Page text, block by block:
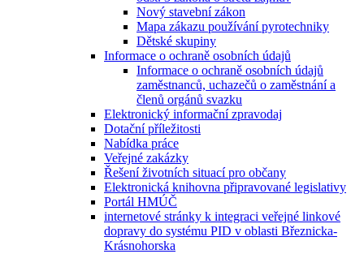
Nový stavební zákon
Mapa zákazu používání pyrotechniky
Dětské skupiny
Informace o ochraně osobních údajů
Informace o ochraně osobních údajů
zaměstnanců, uchazečů o zaměstnání a
členů orgánů svazku
Elektronický informační zpravodaj
Dotační příležitosti
Nabídka práce
Veřejné zakázky
Řešení životních situací pro občany
Elektronická knihovna připravované legislativy
Portál HMÚČ
internetové stránky k integraci veřejné linkové
dopravy do systému PID v oblasti Březnicka-
Krásnohorska